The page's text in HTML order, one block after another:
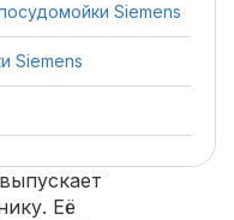
Siemens
Siemens
Её